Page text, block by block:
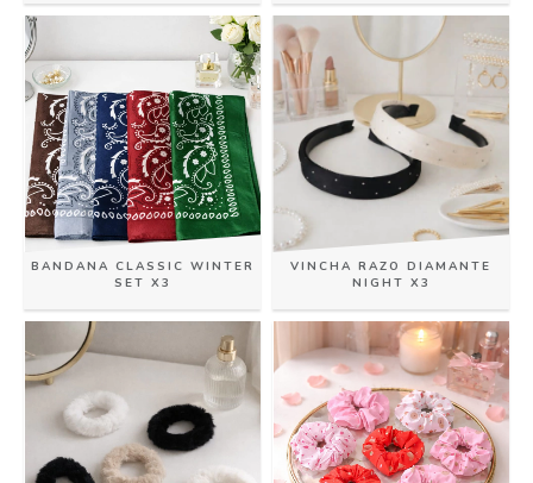
BANDANA CLASSIC WINTER
SET X3
VINCHA RAZO DIAMANTE
NIGHT X3